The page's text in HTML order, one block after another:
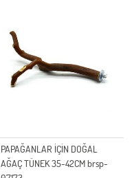
PAPAĞANLAR İÇİN DOĞAL
AĞAÇ TÜNEK 35-42CM brsp-